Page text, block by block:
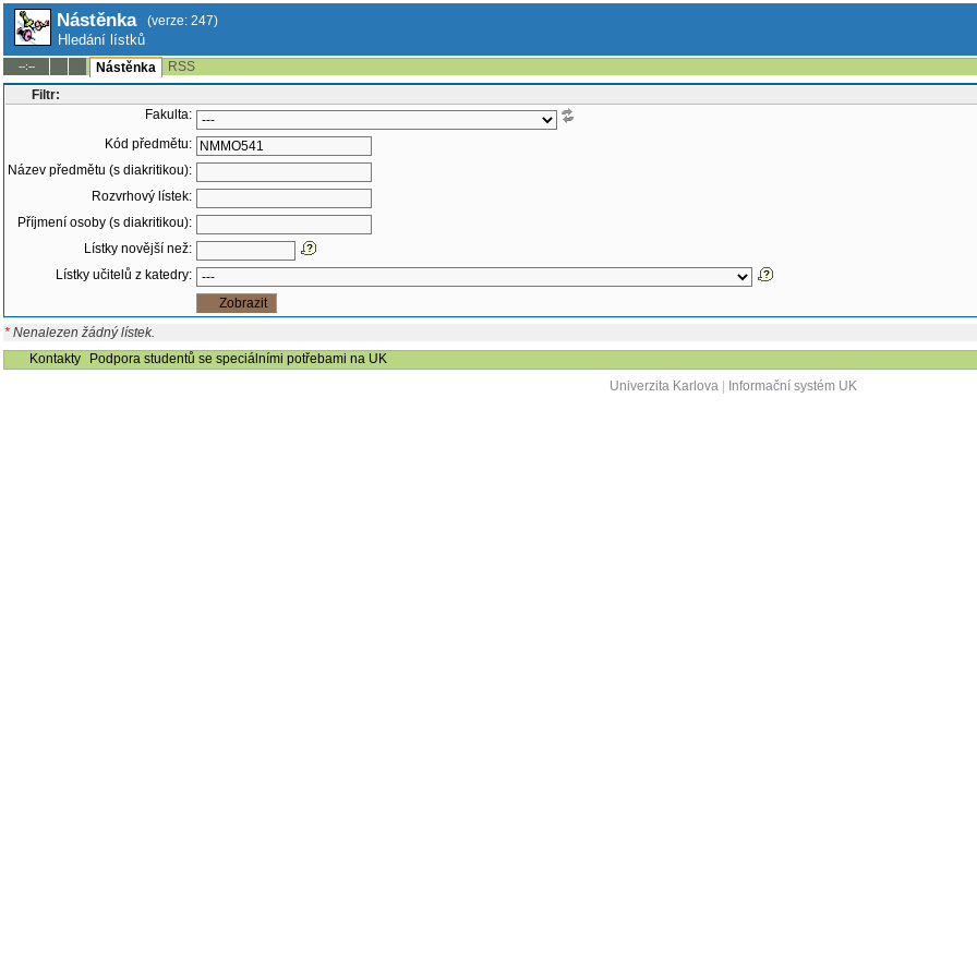
Nástěnka (verze: 247)
Hledání lístků
--:-- Nástěnka
RSS
Filtr:
Fakulta:
Kód předmětu:
Název předmětu (s diakritikou):
Rozvrhový lístek:
Příjmení osoby (s diakritikou):
Lístky novější než:
Lístky učitelů z katedry:
* Nenalezen žádný lístek.
Kontakty
Podpora studentů se speciálními potřebami na UK
Univerzita Karlova| Informační systém UK